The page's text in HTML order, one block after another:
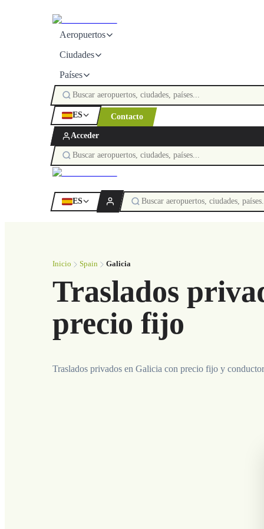
Aeropuertos
Ciudades
Países
ES Contacto
Acceder
ES
Inicio Spain Galicia
Traslados
precio fijo
Traslados privados en Galicia con precio fijo y